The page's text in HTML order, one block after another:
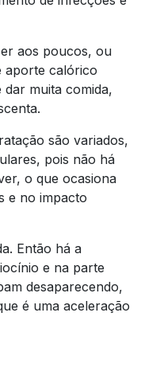
aos poucos, ou
aporte calórico
muita comida,
são variados,
pois não há
o que ocasiona
e no impacto
Então há a
e na parte
desaparecendo,
é uma aceleração